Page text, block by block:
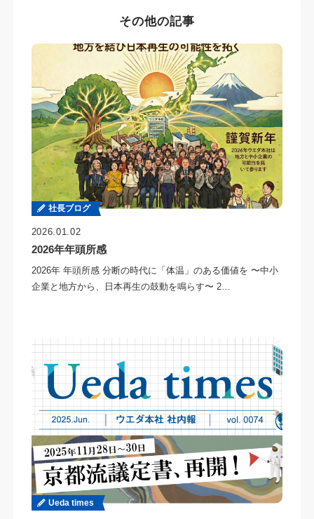
その他の記事
社長ブログ
2026.01.02
2026年年頭所感
2026年 年頭所感 分断の時代に「体温」のある価値を 〜中小
企業と地方から、日本再生の鼓動を鳴らす〜 2…
Ueda times